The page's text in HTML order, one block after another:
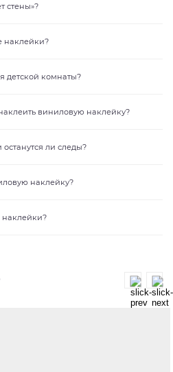
стены»?
наклейки?
детской комнаты?
виниловую наклейку?
ли следы?
наклейку?
наклейки?